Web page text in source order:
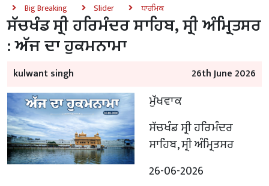
Big Breaking Slider ਧਾਰਮਿਕ
ਸੱਚਖੰਡ ਸ੍ਰੀ ਹਰਿਮੰਦਰ ਸਾਹਿਬ, ਸ੍ਰੀ ਅੰਮ੍ਰਿਤਸਰ
: ਅੱਜ ਦਾ ਹੁਕਮਨਾਮਾ
kulwant singh 26th June 2026
ਮੁੱਖਵਾਕ
ਸੱਚਖੰਡ ਸ੍ਰੀ ਹਰਿਮੰਦਰ
ਸਾਹਿਬ, ਸ੍ਰੀ ਅੰਮ੍ਰਿਤਸਰ
26-06-2026